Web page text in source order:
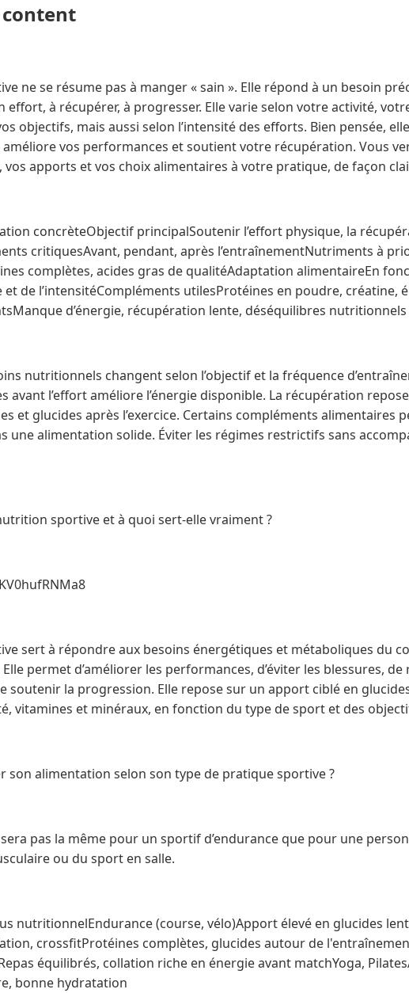
ne se résume pas à manger « sain ». Elle répond à un besoin
effort, à récupérer, à progresser. Elle varie selon votre activité,
objectifs, mais aussi selon l’intensité des efforts. Bien pensée,
vos performances et soutient votre récupération. Vous
vos apports et vos choix alimentaires à votre pratique, de façon
concrèteObjectif principalSoutenir l’effort physique, la
critiquesAvant, pendant, après l’entraînementNutriments à
complètes, acides gras de qualitéAdaptation alimentaireEn
de l’intensitéCompléments utilesProtéines en poudre, créatine,
d’énergie, récupération lente, déséquilibres nutritionnels
nutritionnels changent selon l’objectif et la fréquence
avant l’effort améliore l’énergie disponible. La récupération
et glucides après l’exercice. Certains compléments alimentaires
une alimentation solide. Éviter les régimes restrictifs sans
sportive et à quoi sert-elle vraiment ?
sert à répondre aux besoins énergétiques et métaboliques du
permet d’améliorer les performances, d’éviter les blessures,
soutenir la progression. Elle repose sur un apport ciblé en
vitamines et minéraux, en fonction du type de sport et des
son alimentation selon son type de pratique sportive ?
sera pas la même pour un sportif d’endurance que pour une
ou du sport en salle.
nutritionnelEndurance (course, vélo)Apport élevé en glucides
crossfitProtéines complètes, glucides autour de
équilibrés, collation riche en énergie avant matchYoga,
bonne hydratation